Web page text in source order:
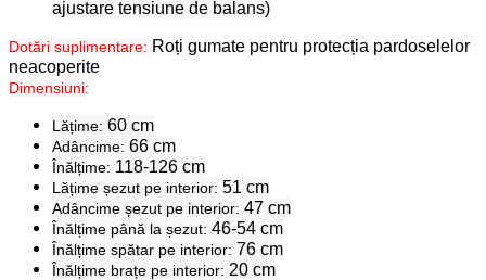
ajustare tensiune de balans)
Dotări suplimentare: Roți gumate pentru protecția pardoselelor
neacoperite
Dimensiuni:
Lățime: 60 cm
Adâncime: 66 cm
Înălțime: 118-126 cm
Lățime șezut pe interior: 51 cm
Adâncime șezut pe interior: 47 cm
Înălțime până la șezut: 46-54 cm
Înălțime spătar pe interior: 76 cm
Înălțime brațe pe interior: 20 cm